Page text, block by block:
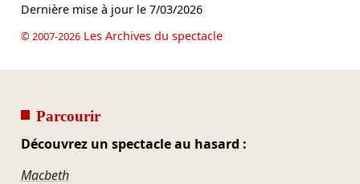
Dernière mise à jour le 7/03/2026
© 2007-2026Les Archives du spectacle
Parcourir
Découvrez un spectacle au hasard :
Macbeth